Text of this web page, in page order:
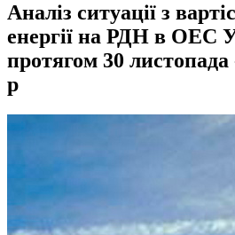
Аналіз ситуації з
енергії на РДН в ОЕС
протягом 30 листопада
р